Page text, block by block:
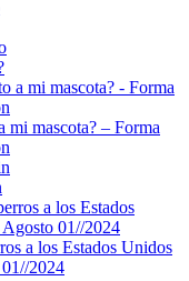
mi mascota? – Forma
a los Estados Unidos
2024